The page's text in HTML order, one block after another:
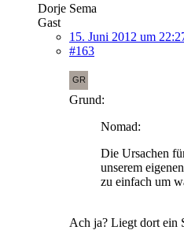
Dorje Sema
Gast
15. Juni 2012 um
#163
Grund:
Nomad:
Die Ursachen
unserem
zu einfach um
Ach ja? Liegt dort ein